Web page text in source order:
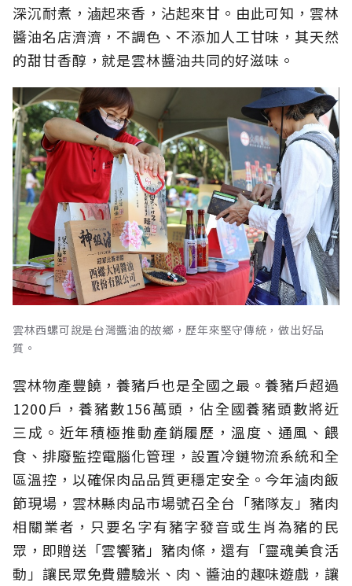
深沉耐煮，滷起來香，沾起來甘。由此可知，雲林
醬油名店濟濟，不調色、不添加人工甘味，其天然
的甜甘香醇，就是雲林醬油共同的好滋味。
雲林西螺可說是台灣醬油的故鄉，歷年來堅守傳統，做出好品
質。
雲林物產豐饒，養豬戶也是全國之最。養豬戶超過
1200戶，養豬數156萬頭，佔全國養豬頭數將近
三成。近年積極推動產銷履歷，溫度、通風、餵
食、排廢監控電腦化管理，設置冷鏈物流系統和全
區溫控，以確保肉品品質更穩定安全。今年滷肉飯
節現場，雲林縣肉品市場號召全台「豬隊友」豬肉
相關業者，只要名字有豬字發音或生肖為豬的民
眾，即贈送「雲饗豬」豬肉條，還有「靈魂美食活
動」讓民眾免費體驗米、肉、醬油的趣味遊戲，讓